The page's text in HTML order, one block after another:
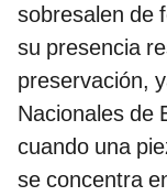
sobresalen de
su presencia
preservación,
Nacionales de
cuando una
se concentra